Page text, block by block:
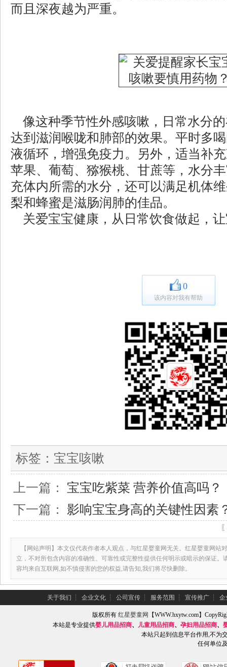
而且深夜越为严重。
像这种季节性外感咳嗽，日常水分
达到滋润喉咙和肺部的效果。平时多
液循环，增强免疫力。另外，适当补
苹果、葡萄、猕猴桃、甘蔗等，水分
充体内所需的水分，还可以满足机体
梨和蜂蜜是滋肠润肺的佳品。
关爱宝宝健康，从日常饮食做起，
0
该内容对我有帮助
标签： 宝宝咳嗽
上一篇： 宝宝吃紫菜 营养价值高吗？
下一篇： 影响宝宝身高的关键性因素
【网站声明】本文仅代表作者本人观点，与红星婴童网无关。红星婴童网站
立，不对所包含内容的准确性、可靠性或完整性提供任何明示或暗示的保证。
容均来自互联网,如不慎侵害的您的权益,请告知,我们将尽快删除。
关于我们 ┆ 企业文化 ┆ 公司宣传 ┆ 服务范围 ┆ 宣传推广 ┆ 企
版权所有红星婴童网
【WWW.hxytw.com】
本站是专业提供婴儿用品招商、 儿童用品招商、 孕妇用品招商、
本站只起到信息平台作用,不为
任何单位